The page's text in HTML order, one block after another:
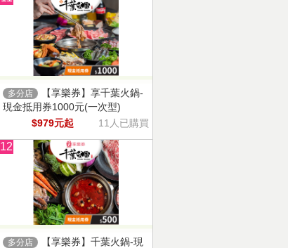
多分店
【享樂券】享千葉火鍋-
現金抵用券1000元(一次型)
$979元起
11人已購買
12
多分店
【享樂券】千葉火鍋-現